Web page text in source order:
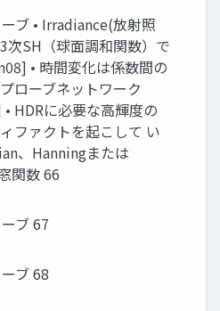
ブ • Irradiance(放射照
次SH（球面調和関数）で
• 時間変化は係数間の
ローブネットワーク
HDRに必要な高輝度の
ファクトを起こして い
、Hanningまたは
関数 66
ブ 67
ブ 68